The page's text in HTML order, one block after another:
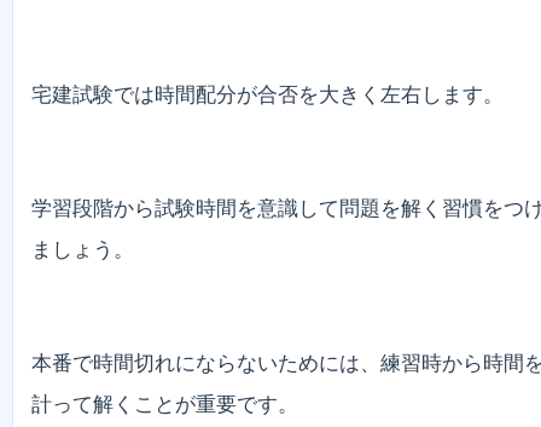
宅建試験では時間配分が合否を大きく左右します。
学習段階から試験時間を意識して問題を解く習慣をつ
ましょう。
本番で時間切れにならないためには、練習時から時間
計って解くことが重要です。